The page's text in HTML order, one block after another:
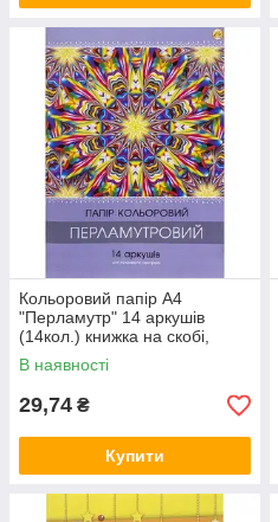
Кольоровий папір А4
"Перламутр" 14 аркушів
(14кол.) книжка на скобі,
офсет 90 г/м2 ТМ Тетрада
ТЕ461374
В наявності
29,74 ₴
Купити